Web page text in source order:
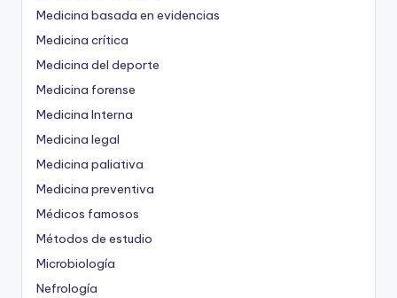
Medicina basada en evidencias
Medicina crítica
Medicina del deporte
Medicina forense
Medicina Interna
Medicina legal
Medicina paliativa
Medicina preventiva
Médicos famosos
Métodos de estudio
Microbiología
Nefrología